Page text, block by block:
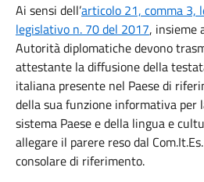
Ai sensi dell’articolo 21, comma 3,
legislativo n. 70 del 2017, insieme
Autorità diplomatiche devono
attestante la diffusione della
italiana presente nel Paese di
della sua funzione informativa per
sistema Paese e della lingua e
allegare il parere reso dal
consolare di riferimento.